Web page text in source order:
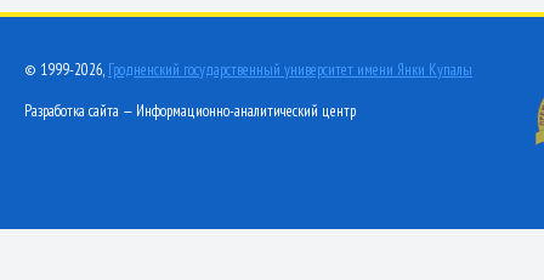
© 1999-2026, Гродненский государственный университет имени Янки Купалы
Разработка сайта — Информационно-аналитический центр